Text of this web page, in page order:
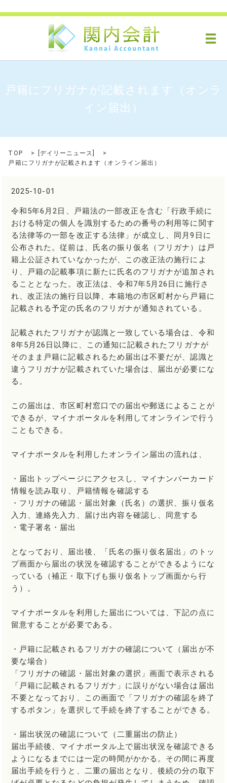
メ
戸籍にフリガナが記載されます（オンラ
イン届出）
TOP デイリーニュース
戸籍にフリガナが記載されます（オンライン届出）
2025-10-01
令和5年6月2日、戸籍法の一部改正を含む「行政手続に
おける特定の個人を識別するための番号の利用等に関す
る法律等の一部を改正する法律」が成立し、同月9日に
公布された。従前は、氏名の振り仮名（フリガナ）は戸
籍上公証されていなかったが、この改正法の施行によ
り、戸籍の記載事項に新たに氏名のフリガナが追加され
ることとなった。改正法は、令和7年5月26日に施行さ
れ、改正法の施行日以降、本籍地の市区町村から戸籍に
記載される予定の氏名のフリガナが通知されている。
記載されたフリガナが認識と一致している場合は、令和
8年5月26日以降に、この通知に記載されたフリガナが
そのまま戸籍に記載されるため届出は不要だが、認識と
違うフリガナが記載されていた場合は、届出が必要にな
る。
この届出は、市区町村窓口での届出や郵送によることが
できるが、マイナポータルを利用してオンラインで行う
こともできる。
マイナポータルを利用したオンライン届出の流れは、
・届出トップページにアクセスし、マイナンバーカード
情報を読み取り、戸籍情報を確認する
・フリガナの確認・届出対象（氏名）の選択、振り仮名
入力、連絡先入力、届け出内容を確認し、同意する
・電子署名・届出
となっており、届出後、「氏名の振り仮名届出」のトッ
プ画面から届出の状況を確認することができるようにな
っている（補正・取下げも振り仮名トップ画面から行
う）。
マイナポータルを利用した届出については、下記の点に
留意することが必要である。
・戸籍に記載されるフリガナの確認について（届出が不
要な場合）
「フリガナの確認・届出対象の選択」画面で表示される
「戸籍に記載されるフリガナ」に誤りがない場合は届出
不要となっており、この画面で「フリガナの確認を終了
するボタン」を選択して手続を終了することができる。
・届出状況の確認について（二重届出の防止）
届出手続後、マイナポータル上で届出状況を確認できる
ようになるまでには一定の時間がかかる。その間に再度
届出手続を行うと、二重の届出となり、後続の分の取下